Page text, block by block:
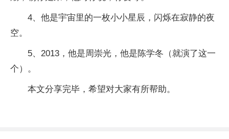
4、他是宇宙里的一枚小小星辰，闪烁在寂静的夜
空。
5、2013，他是周崇光，他是陈学冬（就演了这一
个）。
本文分享完毕，希望对大家有所帮助。